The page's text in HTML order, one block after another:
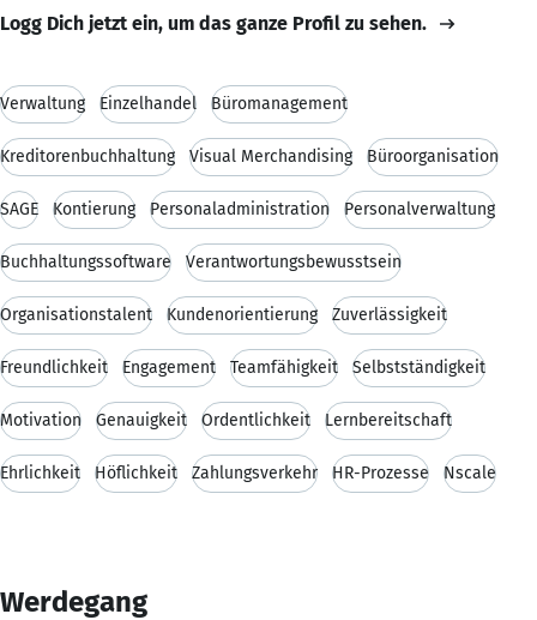
Logg Dich jetzt ein, um das ganze Profil zu sehen.
Verwaltung Einzelhandel Büromanagement
Kreditorenbuchhaltung Visual Merchandising Büroorganisation
SAGE Kontierung Personaladministration Personalverwaltung
Buchhaltungssoftware Verantwortungsbewusstsein
Organisationstalent Kundenorientierung Zuverlässigkeit
Freundlichkeit Engagement Teamfähigkeit Selbstständigkeit
Motivation Genauigkeit Ordentlichkeit Lernbereitschaft
Ehrlichkeit Höflichkeit Zahlungsverkehr HR-Prozesse Nscale
Werdegang